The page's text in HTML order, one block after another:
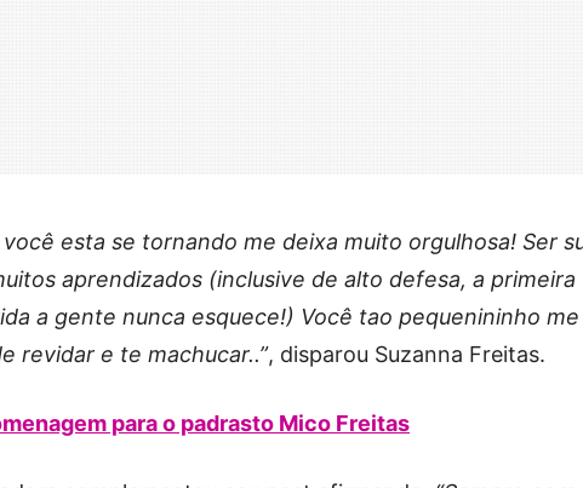
esta se tornando me deixa muito orgulhosa! Ser
aprendizados (inclusive de alto defesa, a primeira
a gente nunca esquece!) Você tao pequenininho me
revidar e te machucar..”, disparou Suzanna Freitas.
para o padrasto Mico Freitas